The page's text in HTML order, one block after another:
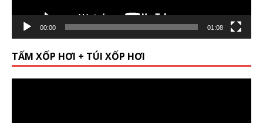
00:00 01:08
TẤM XỐP HƠI + TÚI XỐP HƠI